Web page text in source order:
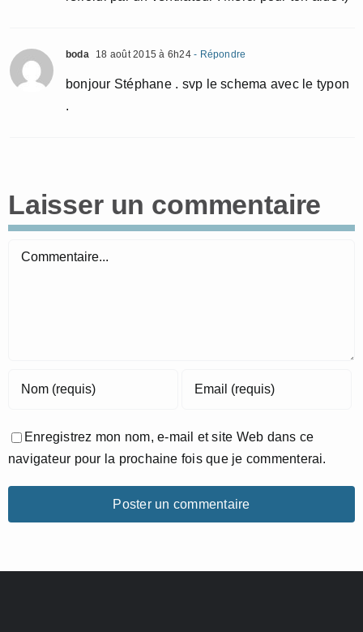
boda 18 août 2015 à 6h24- Répondre
bonjour Stéphane . svp le schema avec le typon
.
Laisser un commentaire
Commentaire
Enregistrez mon nom, e-mail et site Web dans ce
navigateur pour la prochaine fois que je commenterai.